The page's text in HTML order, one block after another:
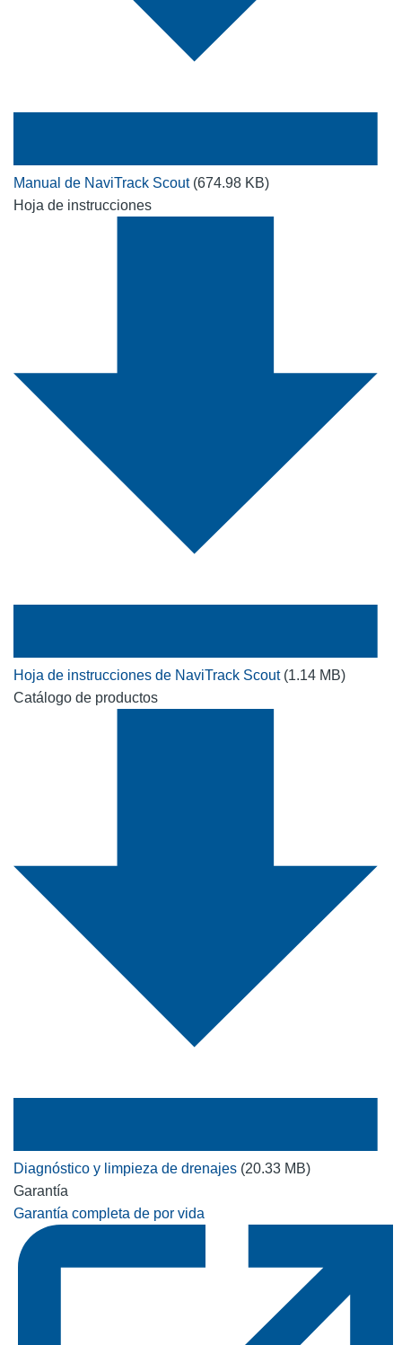
Manual de NaviTrack Scout (674.98 KB)
Hoja de instrucciones
Hoja de instrucciones de NaviTrack Scout (1.14 MB)
Catálogo de productos
Diagnóstico y limpieza de drenajes (20.33 MB)
Garantía
Garantía completa de por vida